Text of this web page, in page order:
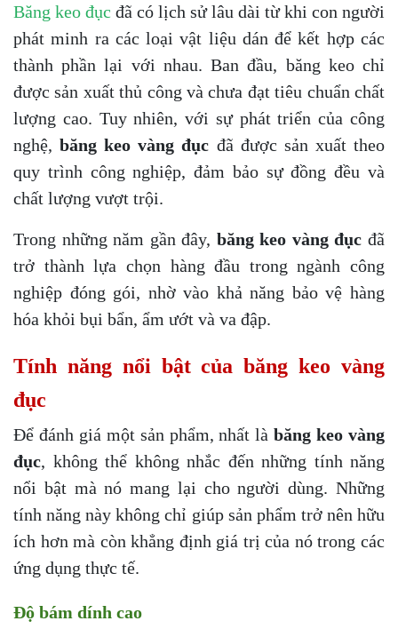
Băng keo đục đã có lịch sử lâu dài từ khi con người
phát minh ra các loại vật liệu dán để kết hợp các
thành phần lại với nhau. Ban đầu, băng keo chỉ
được sản xuất thủ công và chưa đạt tiêu chuẩn chất
lượng cao. Tuy nhiên, với sự phát triển của công
nghệ,băng keo vàng đục đã được sản xuất theo
quy trình công nghiệp, đảm bảo sự đồng đều và
chất lượng vượt trội.
Trong những năm gần đây, băng keo vàng đục đã
trở thành lựa chọn hàng đầu trong ngành công
nghiệp đóng gói, nhờ vào khả năng bảo vệ hàng
hóa khỏi bụi bẩn, ẩm ướt và va đập.
Tính năng nổi bật của băng keo vàng
đục
Để đánh giá một sản phẩm, nhất làbăng keo vàng
đục, không thể không nhắc đến những tính năng
nổi bật mà nó mang lại cho người dùng. Những
tính năng này không chỉ giúp sản phẩm trở nên hữu
ích hơn mà còn khẳng định giá trị của nó trong các
ứng dụng thực tế.
Độ bám dính cao